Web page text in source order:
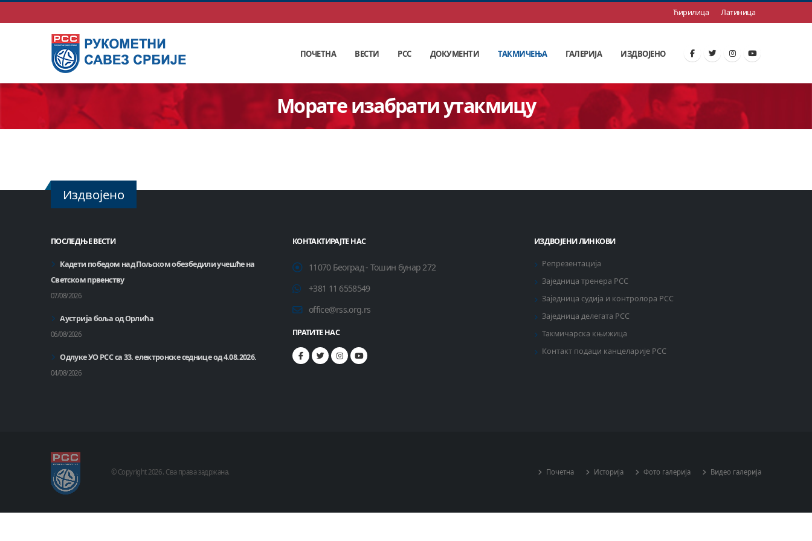
Ћирилица Латиница
ПОЧЕТНА ВЕСТИ РСС ДОКУМЕНТИ ТАКМИЧЕЊА ГАЛЕРИЈА ИЗДВОЈЕНО
Морате изабрати утакмицу
Издвојено
ПОСЛЕДЊЕ ВЕСТИ
Кадети победом над Пољском обезбедили учешће на
Светском првенству
07/08/2026
Аустрија боља од Орлића
06/08/2026
Одлуке УО РСС са 33. електронске седнице од 4.08.2026.
04/08/2026
КОНТАКТИРАЈТЕ НАС
11070 Београд - Тошин бунар 272
+381 11 6558549
office@rss.org.rs
ПРАТИТЕ НАС
ИЗДВОЈЕНИ ЛИНКОВИ
Репрезентација
Заједница тренера РСС
Заједница судија и контролора РСС
Заједница делегата РСС
Такмичарска књижица
Контакт подаци канцеларије РСС
© Copyright 2026 . Сва права задржана. Почетна Историја Фото галерија Видео галерија